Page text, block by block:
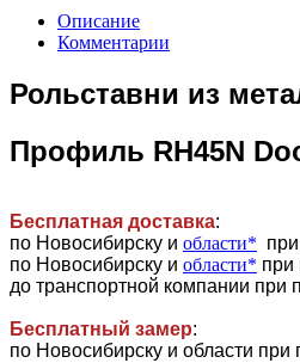
Описание
Комментарии
Рольставни из
Профиль RH45N
Бесплатная доставка:
по Новосибирску и области*
по Новосибирску и области* при
до транспортной компании при
Бесплатный замер:
по Новосибирску и области